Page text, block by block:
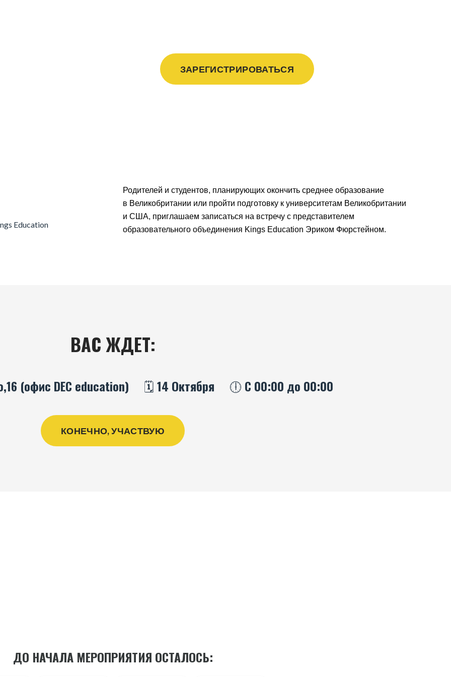
ЗАРЕГИСТРИРОВАТЬСЯ
Родителей и студентов, планирующих окончить среднее образование
в Великобритании или пройти подготовку к университетам Великобритании
и США, приглашаем записаться на встречу с представителем
образовательного объединения Kings Education Эриком Фюрстейном.
ВАС ЖДЕТ:
(офис DEC education) 🗓️ 14 Октября 🕕 С 00:00 до 00:00
КОНЕЧНО, УЧАСТВУЮ
ДО НАЧАЛА МЕРОПРИЯТИЯ ОСТАЛОСЬ: